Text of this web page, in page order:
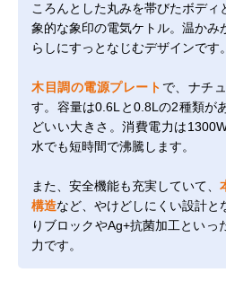
ころんとした丸みを帯びたボディ
象的な象印の電気ケトル。温かみ
らしにすっとなじむデザインです。
木目調の電源プレート で、ナチ
す。容量は0.6Lと0.8Lの2種類が
どいい大きさ。消費電力は
水でも短時間で沸騰します。
また、安全機能も充実していて、
構造など、やけどしにくい設計と
りブロックやAg+抗菌加工といっ
力です。